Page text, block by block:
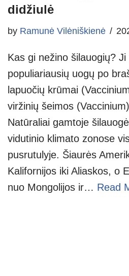
didžiulė
by Ramunė Vilėniškienė
Kas gi nežino šilauogių?
populiariausių uogų po
lapuočių krūmai
viržinių šeimos
Natūraliai gamtoje
vidutinio klimato zonose
pusrutulyje. Šiaurės
Kalifornijos iki Aliaskos, o
nuo Mongolijos ir… Read